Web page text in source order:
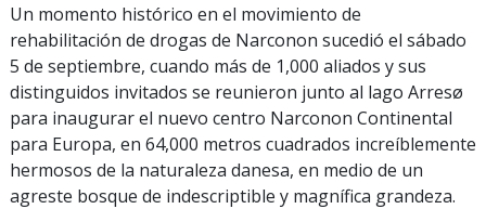
Un momento histórico en el movimiento de
rehabilitación de drogas de Narconon sucedió el sábado
5 de septiembre, cuando más de 1,000 aliados y sus
distinguidos invitados se reunieron junto al lago Arresø
para inaugurar el nuevo centro Narconon Continental
para Europa, en 64,000 metros cuadrados increíblemente
hermosos de la naturaleza danesa, en medio de un
agreste bosque de indescriptible y magnífica grandeza.